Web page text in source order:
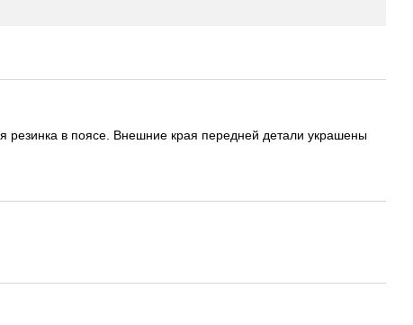
резинка в поясе. Внешние края передней детали украшены